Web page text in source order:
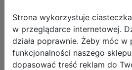
Starpak Zestaw
Tornister 550845 +
Worek 550813 +
Strona wykorzystuje
w przeglądarce internetowej.
działa poprawnie. Żeby móc w
funkcjonalności naszego
dopasować treść reklam do